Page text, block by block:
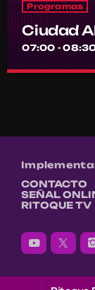
Programas
Ciudad
07:00 -
El punto de
CONTACTO
SEÑAL
RITOQUE TV